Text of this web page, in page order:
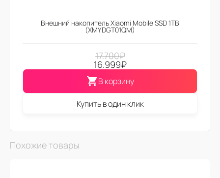
Внешний накопитель Xiaomi Mobile SSD 1TB
(XMYDGT01QM)
17.700₽
16.999₽
В корзину
Купить в один клик
Похожие товары